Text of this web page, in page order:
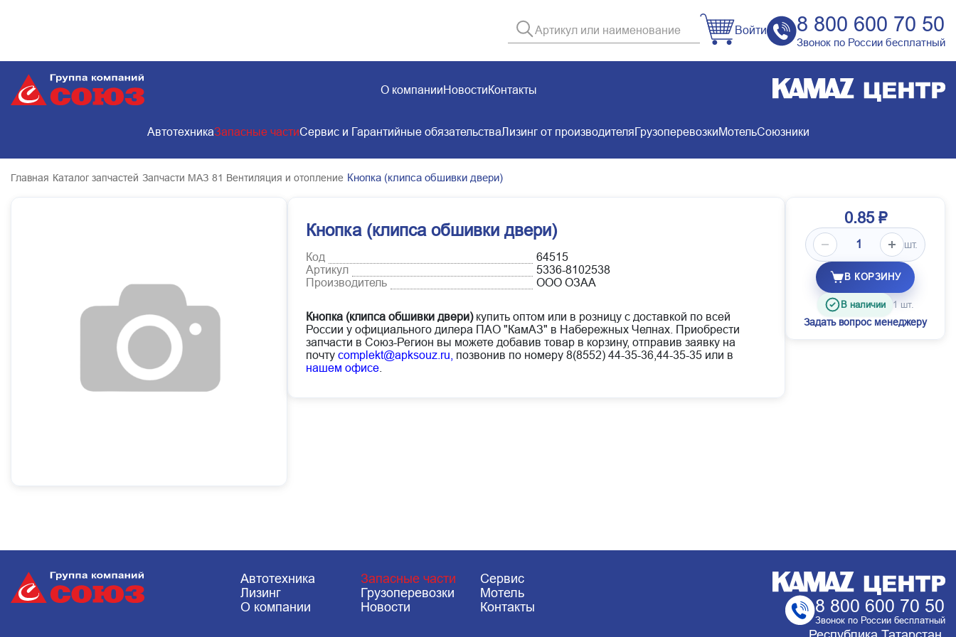
Войти 8 800 600 70 50
Звонок по России бесплатный
О компанииНовостиКонтакты
АвтотехникаЗапасные частиСервис и Гарантийные обязательстваЛизинг от производителяГрузоперевозкиМотельСоюзники
Главная Каталог запчастей Запчасти МАЗ 81 Вентиляция и отопление Кнопка (клипса обшивки двери)
Кнопка (клипса обшивки двери)
Код
64515
Артикул
5336-8102538
Производитель
ООО ОЗАА
Кнопка (клипса обшивки двери)купить оптом или в розницу с доставкой по всей
России у официального дилера ПАО "КамАЗ" в Набережных Челнах. Приобрести
запчасти в Союз-Регион вы можете добавив товар в корзину, отправив заявку на
почту complekt@apksouz.ru, позвонив по номеру 8(8552) 44-35-36,44-35-35 или в
нашем офисе
0.85 ₽
шт.
В КОРЗИНУ
В наличии 1 шт.
Задать вопрос менеджеру
Автотехника Запасные части
Сервис
Лизинг
Грузоперевозки
Мотель
О компании
Новости Контакты 8 800 600 70 50
Звонок по России бесплатный